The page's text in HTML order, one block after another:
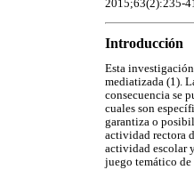
2015;63(2):235-
Introducción
Esta
mediatizada (1).
consecuencia se
cuales son
garantiza o
actividad rectora
actividad escolar
juego temático